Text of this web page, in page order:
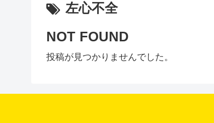
左心不全
NOT FOUND
投稿が見つかりませんでした。